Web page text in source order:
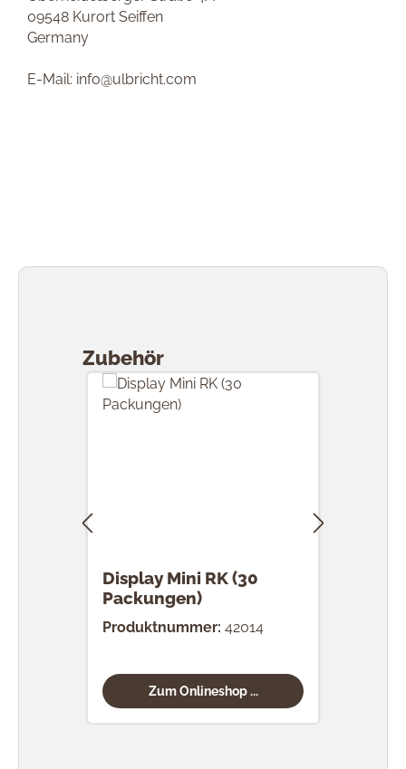
09548 Kurort Seiffen
Germany
E-Mail: info@ulbricht.com
Zubehör
Display Mini RK (30
Packungen)
Produktnummer: 42014
Zum Onlineshop ...